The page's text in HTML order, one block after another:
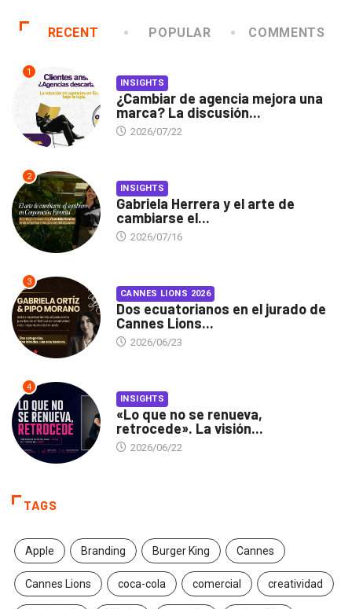
RECENT POPULAR COMMENTS
1
INSIGHTS
¿Cambiar de agencia mejora una
marca? La discusión...
2026/07/22
2
INSIGHTS
Gabriela Herrera y el arte de
cambiarse el...
2026/07/16
3
CANNES LIONS 2026
Dos ecuatorianos en el jurado de
Cannes Lions...
2026/06/23
4
INSIGHTS
«Lo que no se renueva,
retrocede». La visión...
2026/06/22
TAGS
Apple Branding Burger King Cannes
Cannes Lions coca-cola comercial creatividad